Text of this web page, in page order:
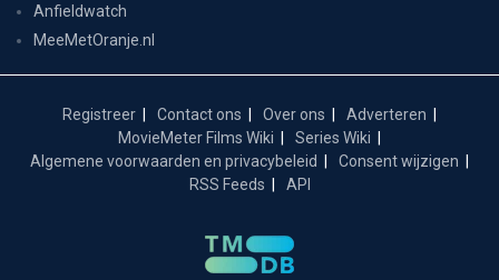
Anfieldwatch
MeeMetOranje.nl
Registreer Contact ons Over ons
Adverteren
MovieMeter Films Wiki
Series Wiki
Algemene voorwaarden en privacybeleid
Consent wijzigen
RSS Feeds
API